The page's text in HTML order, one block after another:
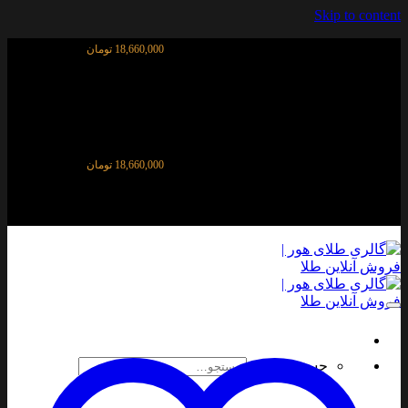
Skip to content
18,660,000 تومان
18,660,000 تومان
جستجو برای: